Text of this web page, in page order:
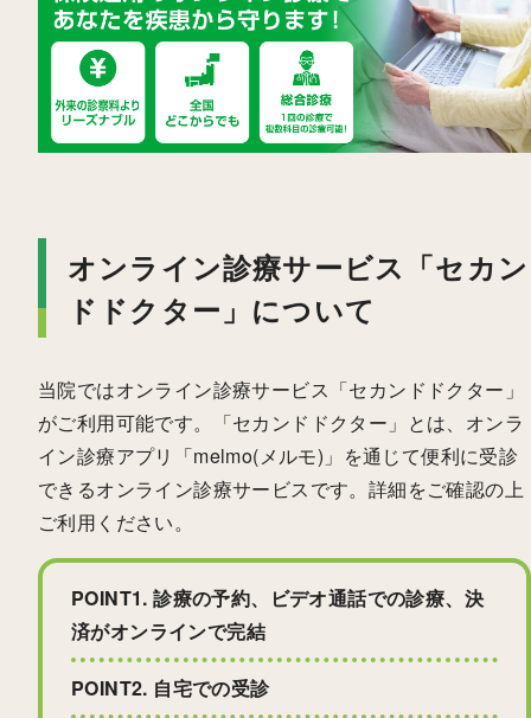
オンライン診療サービス「セカン
ドドクター」について
当院ではオンライン診療サービス「セカンドドクター」
がご利用可能です。「セカンドドクター」とは、オンラ
イン診療アプリ「melmo(メルモ)」を通じて便利に受診
できるオンライン診療サービスです。詳細をご確認の上
ご利用ください。
POINT1. 診療の予約、ビデオ通話での診療、決
済がオンラインで完結
POINT2. 自宅での受診